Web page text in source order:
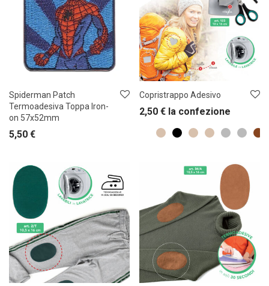
Spiderman Patch
Termoadesiva Toppa Iron-
on 57x52mm
5,50 €
Copristrappo Adesivo
2,50 € la confezione